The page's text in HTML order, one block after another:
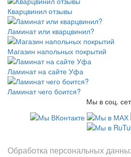
Кварцвинил отзывы
Ламинат или кварцвинил?
Магазин напольных покрытий
Ламинат на сайте Уфа
Ламинат чего боится?
Мы в соц.
Обработка персональных